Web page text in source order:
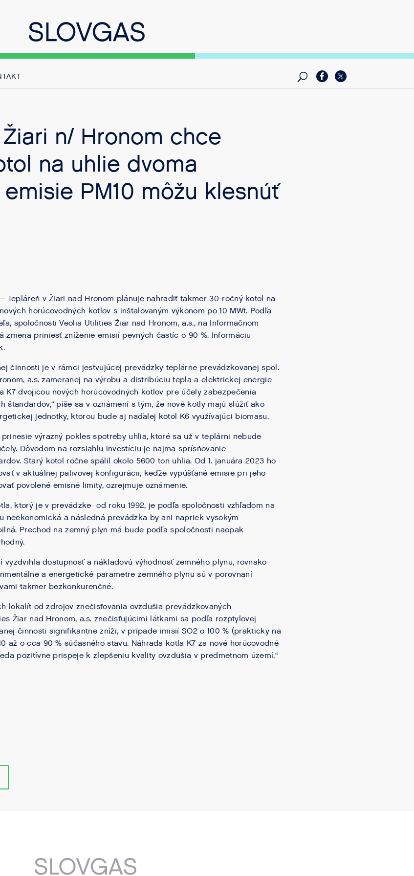
n/ Hronom chce
na uhlie dvoma
PM10 môžu klesnúť
Tepláreň v Žiari nad Hronom plánuje nahradiť takmer 30-ročný kotol na
horúcovodných kotlov s inštalovaným výkonom po 10 MWt. Podľa
spoločnosti Veolia Utilities Žiar nad Hronom, a.s., na Informačnom
zmena priniesť zníženie emisií pevných častíc o 90 %. Informáciu
činnosti je v rámci jestvujúcej prevádzky teplárne prevádzkovanej spol.
a.s. zameranej na výrobu a distribúciu tepla a elektrickej energie
K7 dvojicou nových horúcovodných kotlov pre účely zabezpečenia
štandardov,“ píše sa v oznámení s tým, že nové kotly majú slúžiť ako
jednotky, ktorou bude aj naďalej kotol K6 využívajúci biomasu.
výrazný pokles spotreby uhlia, ktoré sa už v teplárni nebude
Dôvodom na rozsiahlu investíciu je najmä sprísňovanie
Starý kotol ročne spálil okolo 5600 ton uhlia. Od 1. januára 2023 ho
v aktuálnej palivovej konfigurácii, keďže vypúšťané emisie pri jeho
povolené emisné limity, ozrejmuje oznámenie.
ktorý je v prevádzke od roku 1992, je podľa spoločnosti vzhľadom na
neekonomická a následná prevádzka by ani napriek vysokým
Prechod na zemný plyn má bude podľa spoločnosti naopak
vyzdvihla dostupnosť a nákladovú výhodnosť zemného plynu, rovnako
a energetické parametre zemného plynu sú v porovnaní
takmer bezkonkurenčné.
lokalít od zdrojov znečisťovania ovzdušia prevádzkovaných
Žiar nad Hronom, a.s. znečisťujúcimi látkami sa podľa rozptylovej
činnosti signifikantne zníži, v prípade imisií SO2 o 100 % (prakticky na
až o cca 90 % súčasného stavu. Náhrada kotla K7 za nové horúcovodné
pozitívne prispeje k zlepšeniu kvality ovzdušia v predmetnom území,“